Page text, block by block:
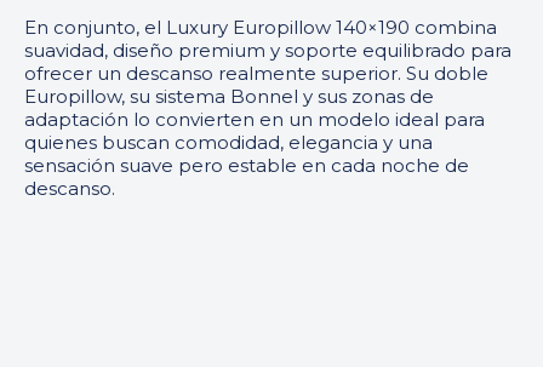
En conjunto, el Luxury Europillow 140×190 combina
suavidad, diseño premium y soporte equilibrado para
ofrecer un descanso realmente superior. Su doble
Europillow, su sistema Bonnel y sus zonas de
adaptación lo convierten en un modelo ideal para
quienes buscan comodidad, elegancia y una
sensación suave pero estable en cada noche de
descanso.